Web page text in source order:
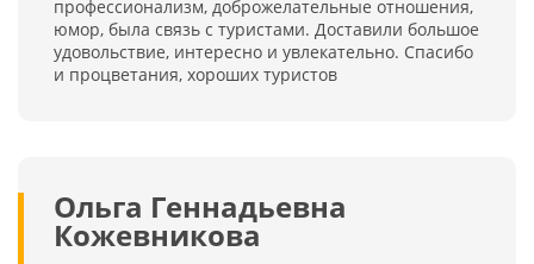
профессионализм, доброжелательные отношения,
юмор, была связь с туристами. Доставили большое
удовольствие, интересно и увлекательно. Спасибо
и процветания, хороших туристов
Ольга Геннадьевна
Кожевникова